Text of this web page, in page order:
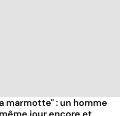
marmotte" : un homme